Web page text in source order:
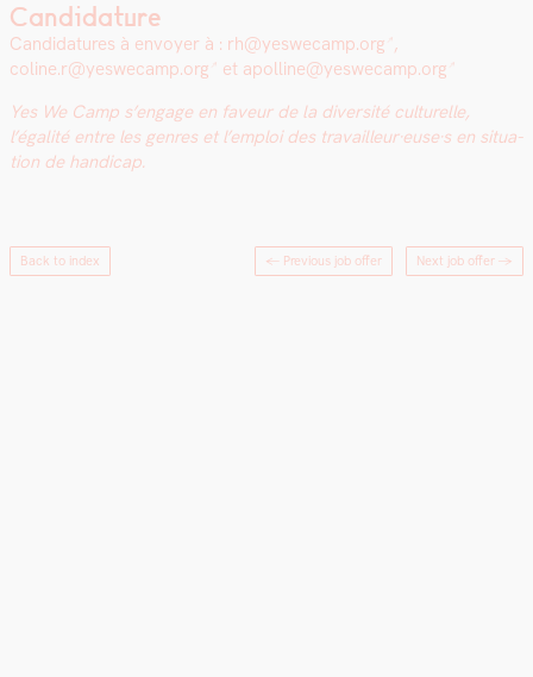
Candidature
Can­di­da­tures à envoy­er à : rh@yeswecamp.org ,
coline.r@yeswecamp.org
et apolline@yeswecamp.org
Yes We Camp s’engage en faveur de la diver­sité cul­turelle,
l’égalité entre les gen­res et l’emploi des travailleur·euse·s en sit­u­a­
tion de hand­i­cap.
Back to index ← Previous job offer Next job offer →